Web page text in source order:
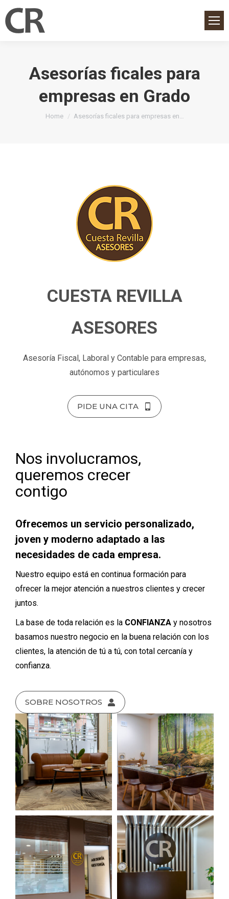
Asesorías ficales para
empresas en Grado
You are here:
Home Asesorías ficales para empresas en…
CUESTA REVILLA
ASESORES
Asesoría Fiscal, Laboral y Contable para empresas,
autónomos y particulares
PIDE UNA CITA
Nos involucramos,
queremos crecer
contigo
Ofrecemos un servicio personalizado,
joven y moderno adaptado a las
necesidades de cada empresa.
Nuestro equipo está en continua formación para
ofrecer la mejor atención a nuestros clientes y crecer
juntos.
La base de toda relación es la CONFIANZA y nosotros
basamos nuestro negocio en la buena relación con los
clientes, la atención de tú a tú, con total cercanía y
confianza.
SOBRE NOSOTROS